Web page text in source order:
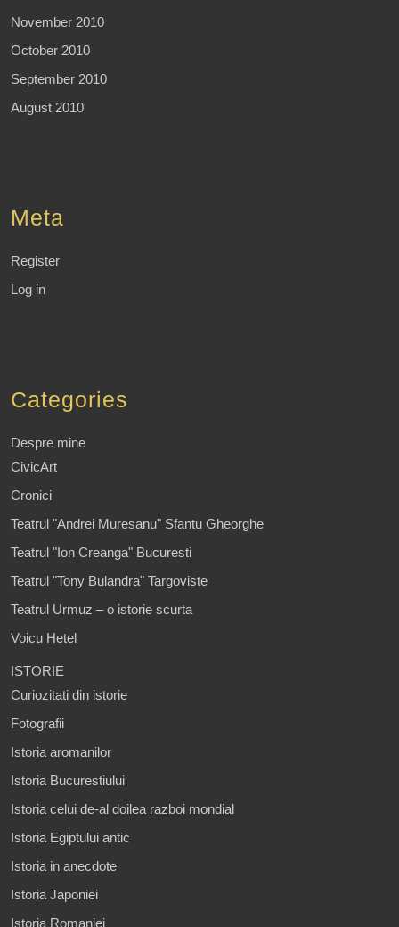
November 2010
October 2010
September 2010
August 2010
Meta
Register
Log in
Categories
Despre mine
CivicArt
Cronici
Teatrul "Andrei Muresanu" Sfantu Gheorghe
Teatrul "Ion Creanga" Bucuresti
Teatrul "Tony Bulandra" Targoviste
Teatrul Urmuz – o istorie scurta
Voicu Hetel
ISTORIE
Curiozitati din istorie
Fotografii
Istoria aromanilor
Istoria Bucurestiului
Istoria celui de-al doilea razboi mondial
Istoria Egiptului antic
Istoria in anecdote
Istoria Japoniei
Istoria Romaniei